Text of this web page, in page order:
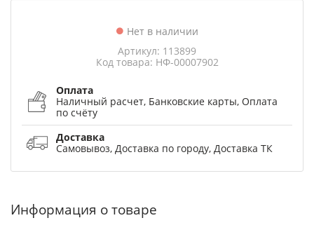
Нет в наличии
Артикул: 113899
Код товара: НФ-00007902
Оплата
Наличный расчет, Банковские карты, Оплата
по счёту
Доставка
Самовывоз, Доставка по городу, Доставка ТК
Информация о товаре